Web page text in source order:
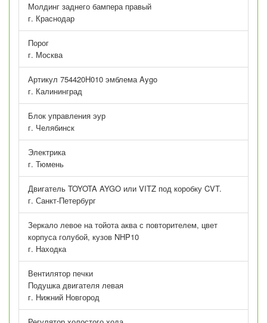
Молдинг заднего бампера правый
г. Краснодар
Порог
г. Москва
Артикул 754420H010 эмблема Aygo
г. Калининград
Блок управления эур
г. Челябинск
Электрика
г. Тюмень
Двигатель TOYOTA AYGO или VITZ под коробку CVT.
г. Санкт-Петербург
Зеркало левое на тойота аква с повторителем, цвет
корпуса голубой, кузов NHP10
г. Находка
Вентилятор печки
Подушка двигателя левая
г. Нижний Новгород